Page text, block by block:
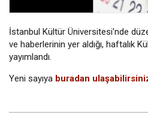
İstanbul Kültür Üniversitesi'nde
ve haberlerinin yer aldığı, haftalık
yayımlandı.
Yeni sayıya buradan